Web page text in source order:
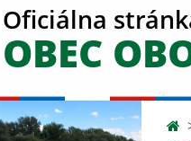
Oficiálna
OBEC